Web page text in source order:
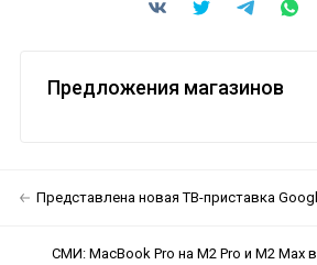
Предложения магазинов
Представлена новая ТВ-приставка
СМИ: MacBook Pro на M2 Pro и M2 Max